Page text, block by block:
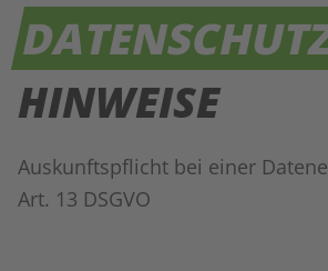
HINWEISE
Auskunftspflicht bei einer
Art. 13 DSGVO